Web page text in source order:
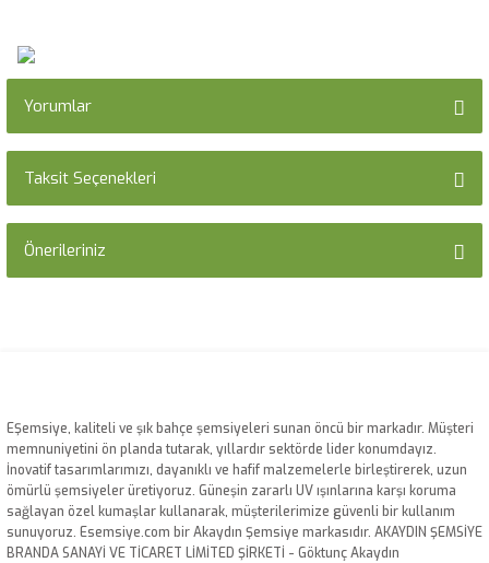
Yorumlar
Taksit Seçenekleri
Önerileriniz
Ürün resmi kalitesiz, bozuk veya görüntülenemiyor.
Ürün açıklamasında eksik bilgiler bulunuyor.
Ürün bilgilerinde hatalar bulunuyor.
Ürün fiyatı diğer sitelerden daha pahalı.
Bu ürüne benzer farklı alternatifler olmalı.
EŞemsiye, kaliteli ve şık bahçe şemsiyeleri sunan öncü bir markadır. Müşteri
memnuniyetini ön planda tutarak, yıllardır sektörde lider konumdayız.
İnovatif tasarımlarımızı, dayanıklı ve hafif malzemelerle birleştirerek, uzun
ömürlü şemsiyeler üretiyoruz. Güneşin zararlı UV ışınlarına karşı koruma
sağlayan özel kumaşlar kullanarak, müşterilerimize güvenli bir kullanım
sunuyoruz. Esemsiye.com bir Akaydın Şemsiye markasıdır. AKAYDIN ŞEMSİYE
BRANDA SANAYİ VE TİCARET LİMİTED ŞİRKETİ - Göktunç Akaydın